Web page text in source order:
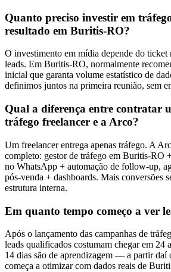
Quanto preciso investir em
resultado em Buritis-RO?
O investimento em mídia depende do ticket
leads. Em Buritis-RO, normalmente
inicial que garanta volume estatístico de
definimos juntos na primeira reunião, sem
Qual a diferença entre contratar
tráfego freelancer e a Arco?
Um freelancer entrega apenas tráfego. A
completo: gestor de tráfego em Buritis-RO
no WhatsApp + automação de follow-up,
pós-venda + dashboards. Mais conversões
estrutura interna.
Em quanto tempo começo a ver
Após o lançamento das campanhas de
leads qualificados costumam chegar em 24
14 dias são de aprendizagem — a partir daí
começa a otimizar com dados reais de